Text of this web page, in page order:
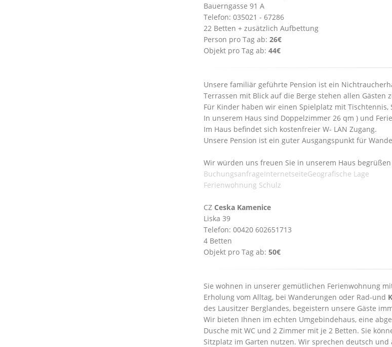
Bauerngasse 91 A
Telefon: 035021 - 67286
22 Betten + zusätzlich Aufbettung
Person pro Tag ab: 26€
Objekt pro Tag ab: 44€
Unsere familiär geführte Pension ist ein
Terrassen mit Blick auf die Berge stehen allen Gästen
Für Kinder haben wir einen Spielplatz mit Tischtennis,
In unserem Haus sind Doppelzimmer 26 qm ) und
Im Haus befindet sich kostenfreier W- LAN Zugang.
Unsere Pension ist ein guter Ausgangspunkt für
Wir würden uns freuen Sie in unserem Haus
BuchungsanfrageInternetseiteGeografische Lage
Ferienwohnung Schulz
CZ Ceska Kamenice
Liska 39
Telefon: 00420 602651713
4 Betten
Objekt pro Tag ab: 50€
Sie wohnen in unserer gemütlichen Ferienwohnung
Erholung vom Alltag, bei Wanderungen oder Rad-und
des Lausitzer Berglandes, begeistern unsere Gäste
Wir bieten Ihnen im echten Umgebindehaus, eine
Dusche mit WC und 2 Zimmer mit je 2 Betten. Sie
Sitzplatz im Garten nutzen. Wir sprechen deutsch